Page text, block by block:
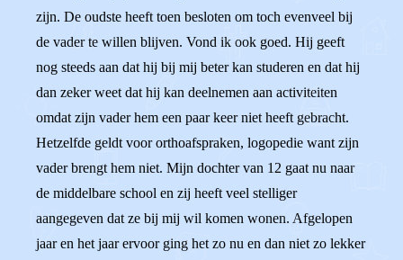
zijn. De oudste heeft toen besloten om toch evenveel bij
de vader te willen blijven. Vond ik ook goed. Hij geeft
nog steeds aan dat hij bij mij beter kan studeren en dat hij
dan zeker weet dat hij kan deelnemen aan activiteiten
omdat zijn vader hem een paar keer niet heeft gebracht.
Hetzelfde geldt voor orthoafspraken, logopedie want zijn
vader brengt hem niet. Mijn dochter van 12 gaat nu naar
de middelbare school en zij heeft veel stelliger
aangegeven dat ze bij mij wil komen wonen. Afgelopen
jaar en het jaar ervoor ging het zo nu en dan niet zo lekker